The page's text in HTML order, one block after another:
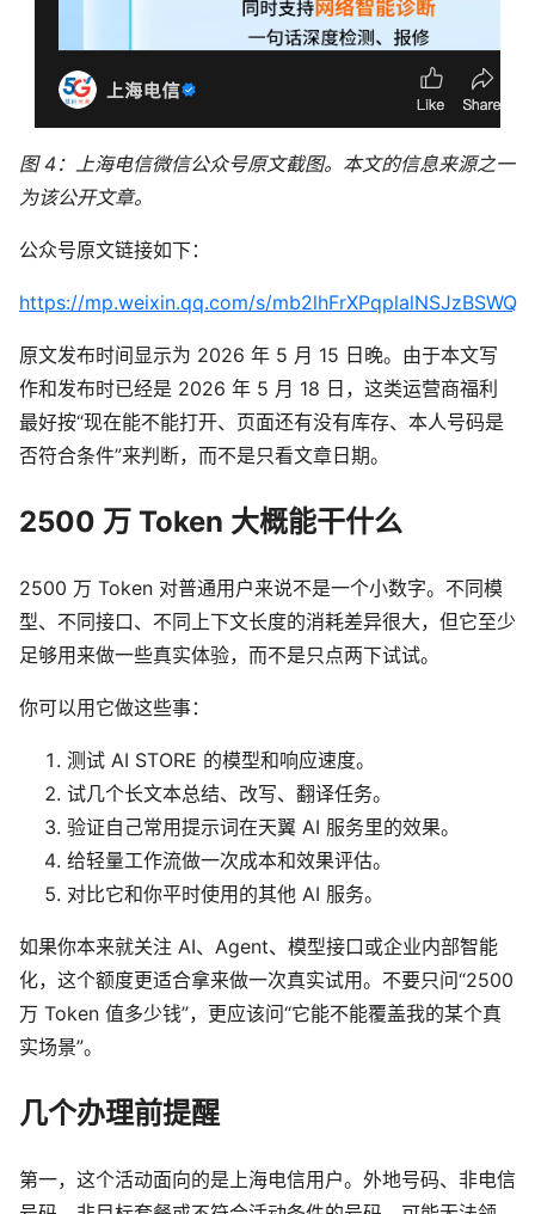
图 4：上海电信微信公众号原文截图。本文的信息来源之一
为该公开文章。
公众号原文链接如下：
https://mp.weixin.qq.com/s/mb2lhFrXPqplalNSJzBSWQ
原文发布时间显示为 2026 年 5 月 15 日晚。由于本文写
作和发布时已经是 2026 年 5 月 18 日，这类运营商福利
最好按“现在能不能打开、页面还有没有库存、本人号码是
否符合条件”来判断，而不是只看文章日期。
2500 万 Token 大概能干什么
2500 万 Token 对普通用户来说不是一个小数字。不同模
型、不同接口、不同上下文长度的消耗差异很大，但它至少
足够用来做一些真实体验，而不是只点两下试试。
你可以用它做这些事：
测试 AI STORE 的模型和响应速度。
试几个长文本总结、改写、翻译任务。
验证自己常用提示词在天翼 AI 服务里的效果。
给轻量工作流做一次成本和效果评估。
对比它和你平时使用的其他 AI 服务。
如果你本来就关注 AI、Agent、模型接口或企业内部智能
化，这个额度更适合拿来做一次真实试用。不要只问“2500
万 Token 值多少钱”，更应该问“它能不能覆盖我的某个真
实场景”。
几个办理前提醒
第一，这个活动面向的是上海电信用户。外地号码、非电信